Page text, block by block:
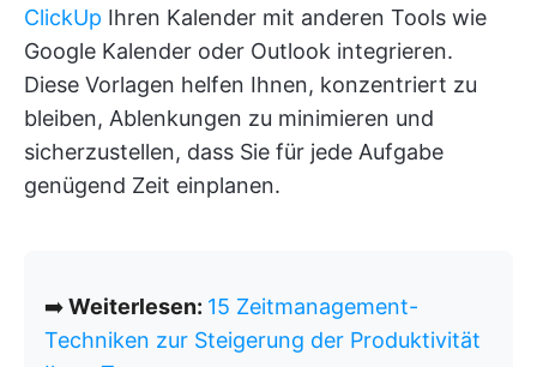
ClickUp Ihren Kalender mit anderen Tools wie
Google Kalender oder Outlook integrieren.
Diese Vorlagen helfen Ihnen, konzentriert zu
bleiben, Ablenkungen zu minimieren und
sicherzustellen, dass Sie für jede Aufgabe
genügend Zeit einplanen.
➡️Weiterlesen: 15 Zeitmanagement-
Techniken zur Steigerung der Produktivität